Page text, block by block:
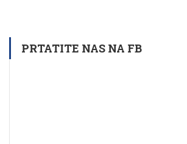
PRTATITE NAS NA FB